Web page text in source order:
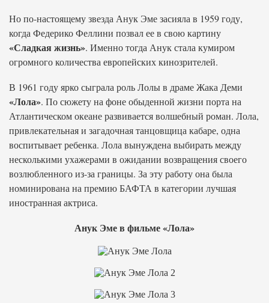
Но по-настоящему звезда Анук Эме засияла в 1959 году,
когда Федерико Феллини позвал ее в свою картину
«Сладкая жизнь». Именно тогда Анук стала кумиром
огромного количества европейских кинозрителей.
В 1961 году ярко сыграла роль Лолы в драме Жака Деми
«Лола». По сюжету на фоне обыденной жизни порта на
Атлантическом океане развивается волшебный роман. Лола,
привлекательная и загадочная танцовщица кабаре, одна
воспитывает ребенка. Лола вынуждена выбирать между
несколькими ухажерами в ожидании возвращения своего
возлюбленного из-за границы. За эту работу она была
номинирована на премию БАФТА в категории лучшая
иностранная актриса.
Анук Эме в фильме «Лола»